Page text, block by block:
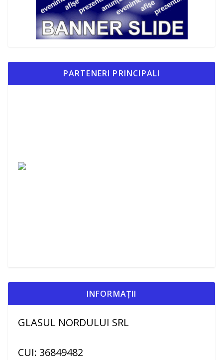
PARTENERI PRINCIPALI
INFORMAȚII
GLASUL NORDULUI SRL
CUI: 36849482